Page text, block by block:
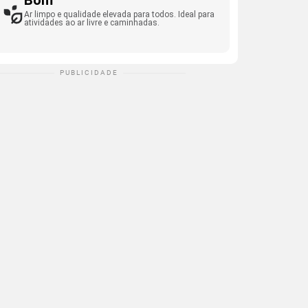
Ar limpo e qualidade elevada para todos. Ideal para
atividades ao ar livre e caminhadas.